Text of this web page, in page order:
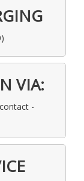
VIA:
-